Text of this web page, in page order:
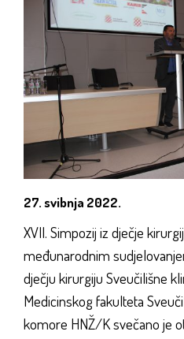
27. svibnja 2022.
XVII. Simpozij iz dječje
međunarodnim
dječju kirurgiju Sveučilišne
Medicinskog fakulteta
komore HNŽ/K svečano je